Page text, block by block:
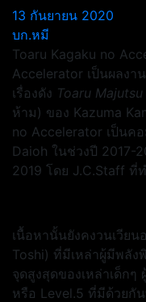
13 กันยายน 2020
บก.หมี
Toaru Kagaku no
Accelerator เป็นผลงา
เรื่องดัง Toaru
ห้าม) ของ Kazuma
no Accelerator เป็นค
Daioh ในช่วงปี 2017-
2019 โดย J.C.Staff ที่
เนื้อหานั้นยังคงวนเวียน
Toshi) ที่มีเหล่าผู้มีพลัง
จุดสูงสุดของเหล่าเด็ก
หรือ Level.5 ที่มีด้วยกั